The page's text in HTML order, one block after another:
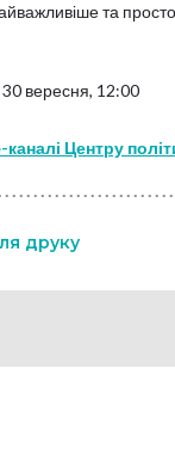
та
30 вересня, 12:00
каналі Центру
друку